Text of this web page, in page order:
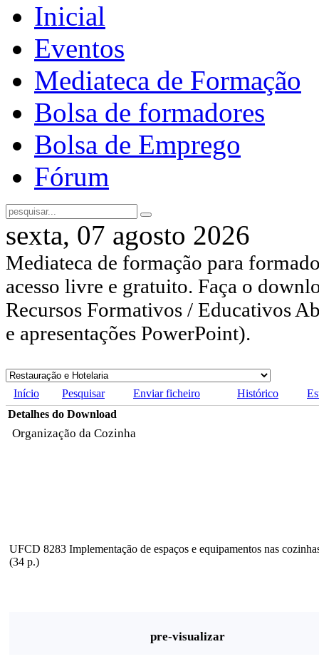
Inicial
Eventos
Mediateca de Formação
Bolsa de formadores
Bolsa de Emprego
Fórum
sexta, 07 agosto 2026
Mediateca de formação para
acesso livre e gratuito. Faça o
Recursos Formativos / Educativos
e apresentações PowerPoint).
Início Pesquisar Enviar ficheiro Histórico
Detalhes do Download
Organização da Cozinha
UFCD 8283 Implementação de espaços e equipamentos nas
(34 p.)
pre-visualizar